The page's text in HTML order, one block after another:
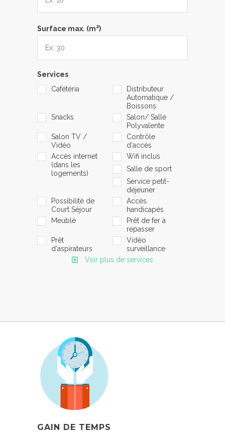
Surface max. (m2)
Services
Cafétéria
Distributeur
Automatique /
Boissons
Snacks
Salon/ Salle
Polyvalente
Salon TV /
Vidéo
Contrôle
d'accès
Accès internet
(dans les
logements)
Wifi inclus
Salle de sport
Service petit-
déjeuner
Possibilité de
Court Séjour
Accès
handicapés
Meublé
Prêt de fer à
repasser
Prêt
d'aspirateurs
Vidéo
surveillance
Voir plus de services
GAIN DE TEMPS